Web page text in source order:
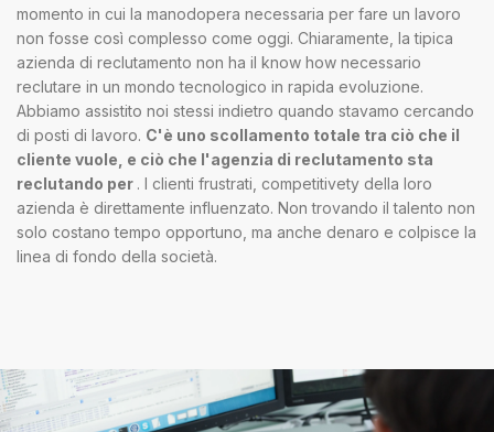
momento in cui la manodopera necessaria per fare un lavoro
non fosse così complesso come oggi. Chiaramente, la tipica
azienda di reclutamento non ha il know how necessario
reclutare in un mondo tecnologico in rapida evoluzione.
Abbiamo assistito noi stessi indietro quando stavamo cercando
di posti di lavoro. C'è uno scollamento totale tra ciò che il
cliente vuole, e ciò che l'agenzia di reclutamento sta
reclutando per . I clienti frustrati, competitivety della loro
azienda è direttamente influenzato. Non trovando il talento non
solo costano tempo opportuno, ma anche denaro e colpisce la
linea di fondo della società.